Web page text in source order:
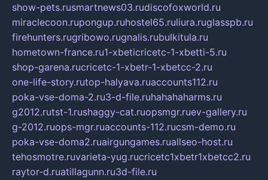
show-pets.rusmartnews03.rudiscofoxworld.ru
miraclecoon.rupongup.ruhostel65.ruliura.ruglasspb.ru
firehunters.rugribowo.rugnalis.rubulkitula.ru
hometown-france.ru1-xbeticricetc-1-xbetti-5.ru
shop-garena.rucricetc-1-xbetr-1-xbetcc-2.ru
one-life-story.rutop-halyava.ruaccounts112.ru
poka-vse-doma-2.ru3-d-file.ruhahahaharms.ru
g2012.rutst-1.rushaggy-cat.ruopsmgr.ruev-gallery.ru
g-2012.ruops-mgr.ruaccounts-112.rucsm-demo.ru
poka-vse-doma2.ruairgungames.ruallseo-host.ru
tehosmotre.ruvarieta-yug.rucricetc1xbetr1xbetcc2.ru
raytor-d.ruatillagunn.ru3d-file.ru